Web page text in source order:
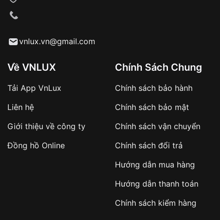
Từ khóa SEO:
sản phẩm đặc biệt
hàng
Số tiền còn lại thanh toán khi nhận hàng hoặc
✔️ Đảm bảo xử lý đơn hàng nhanh chóng
✔️ Hạn chế tình trạng hủy đơn không mong
vnlux.vn@gmail.com
Về VNLUX
Tải App VnLux
Liên hệ
Giới thiệu về công ty
Đồng hồ Online
Chính Sách Chung
Chính sách bảo hành
Chính sách bảo mật
Chính sách vận chuyển
Chính sách đổi trả
Hướng dẫn mua hàng
Hướng dẫn thanh toán
Chính sách kiểm hàng